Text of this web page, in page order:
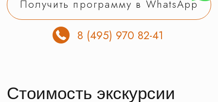
на одного экскурсанта. В стоимость
включена подача автобуса
и полное оформление документов